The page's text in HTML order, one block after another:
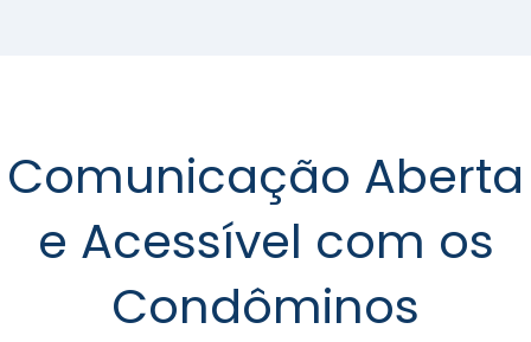
Comunicação Aberta
e Acessível com os
Condôminos